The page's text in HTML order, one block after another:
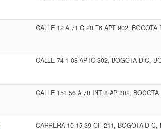
CALLE 12 A 71 C 20 T6 APT 902, BOGOTA
CALLE 74 1 08 APTO 302, BOGOTA D C,
CALLE 151 56 A 70 INT 8 AP 302, BOGOTA
CARRERA 10 15 39 OF 211, BOGOTA D C,